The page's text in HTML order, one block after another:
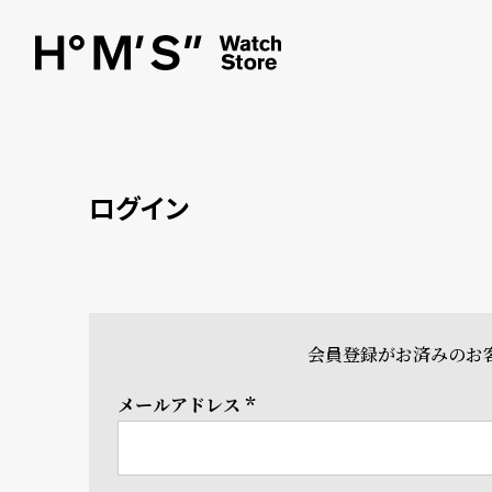
ログイン
会員登録がお済みのお
メールアドレス
(必